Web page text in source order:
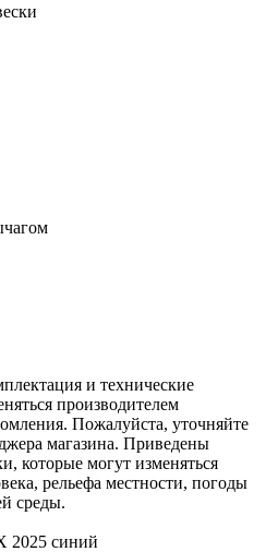
и технические
производителем
Пожалуйста, уточняйте
магазина. Приведены
которые могут изменяться
рельефа местности, погоды
среды.
2025 синий